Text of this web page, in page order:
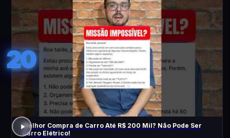
20
Melhor Compra de Carro Até R$ 200 Mil? Não Pode Ser
Carro Elétrico!